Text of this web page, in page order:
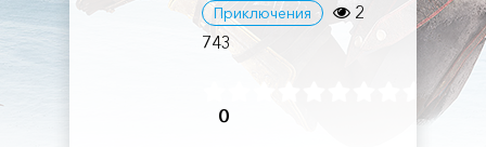
Приключения
2
743
0